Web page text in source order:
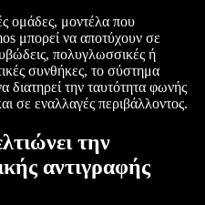
ομάδες, μοντέλα που
μπορεί να αποτύχουν σε
πολυγλωσσικές ή
συνθήκες, το σύστημα
διατηρεί την ταυτότητα φωνής
σε εναλλαγές περιβάλλοντος.
την
αντιγραφής